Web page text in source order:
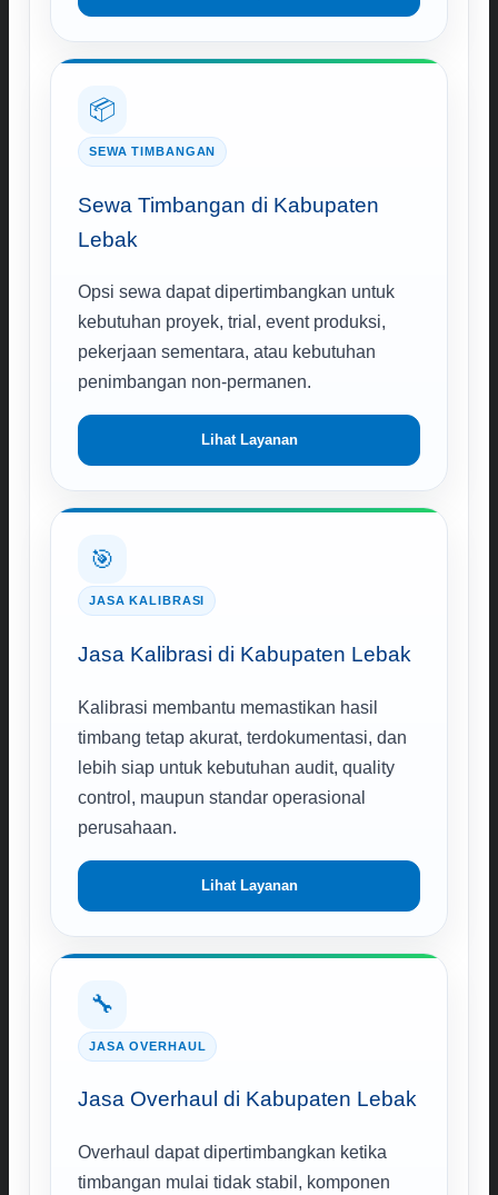
📦
SEWA TIMBANGAN
Sewa Timbangan di Kabupaten
Lebak
Opsi sewa dapat dipertimbangkan untuk
kebutuhan proyek, trial, event produksi,
pekerjaan sementara, atau kebutuhan
penimbangan non-permanen.
Lihat Layanan
🎯
JASA KALIBRASI
Jasa Kalibrasi di Kabupaten Lebak
Kalibrasi membantu memastikan hasil
timbang tetap akurat, terdokumentasi, dan
lebih siap untuk kebutuhan audit, quality
control, maupun standar operasional
perusahaan.
Lihat Layanan
🔧
JASA OVERHAUL
Jasa Overhaul di Kabupaten Lebak
Overhaul dapat dipertimbangkan ketika
timbangan mulai tidak stabil, komponen